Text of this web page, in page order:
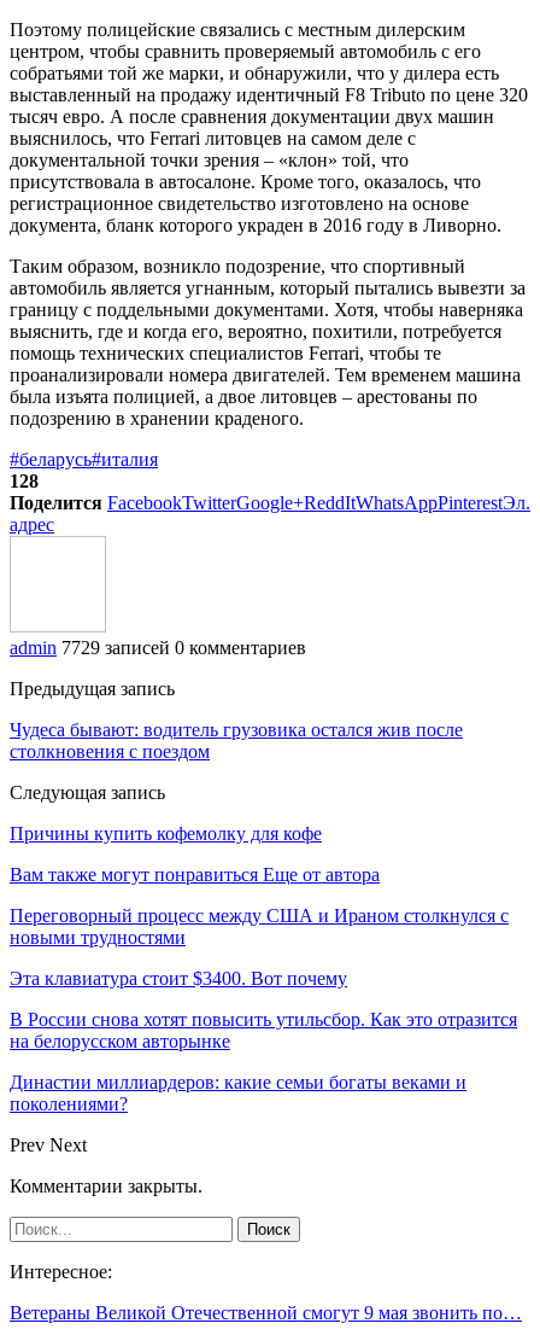
Поэтому полицейские связались с местным дилерским
центром, чтобы сравнить проверяемый автомобиль с его
собратьями той же марки, и обнаружили, что у дилера есть
выставленный на продажу идентичный F8 Tributo по цене 320
тысяч евро. А после сравнения документации двух машин
выяснилось, что Ferrari литовцев на самом деле с
документальной точки зрения – «клон» той, что
присутствовала в автосалоне. Кроме того, оказалось, что
регистрационное свидетельство изготовлено на основе
документа, бланк которого украден в 2016 году в Ливорно.
Таким образом, возникло подозрение, что спортивный
автомобиль является угнанным, который пытались вывезти за
границу с поддельными документами. Хотя, чтобы наверняка
выяснить, где и когда его, вероятно, похитили, потребуется
помощь технических специалистов Ferrari, чтобы те
проанализировали номера двигателей. Тем временем машина
была изъята полицией, а двое литовцев – арестованы по
подозрению в хранении краденого.
#беларусь#италия
128
Поделится FacebookTwitterGoogle+ReddItWhatsAppPinterestЭл.
адрес
admin 7729 записей 0 комментариев
Предыдущая запись
Чудеса бывают: водитель грузовика остался жив после
столкновения с поездом
Следующая запись
Причины купить кофемолку для кофе
Вам также могут понравиться Еще от автора
Переговорный процесс между США и Ираном столкнулся с
новыми трудностями
Эта клавиатура стоит $3400. Вот почему
В России снова хотят повысить утильсбор. Как это отразится
на белорусском авторынке
Династии миллиардеров: какие семьи богаты веками и
поколениями?
Prev Next
Комментарии закрыты.
Интересное:
Ветераны Великой Отечественной смогут 9 мая звонить по…